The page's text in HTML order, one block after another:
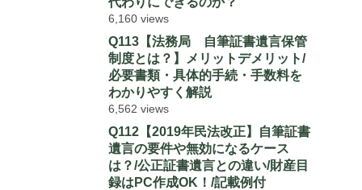
6,160 views
Q113【法務局 自筆証書遺言保管
制度とは？】メリットデメリット/
必要書類・具体的手続・手数料を
わかりやすく解説
6,562 views
Q112【2019年民法改正】自筆証書
遺言の要件や無効になるケース
は？/公正証書遺言との違い/財産目
録はPC作成OK！/記載例付